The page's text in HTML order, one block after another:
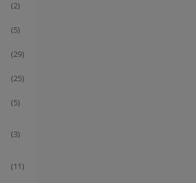
(2)
(5)
(29)
(25)
(5)
(3)
(11)